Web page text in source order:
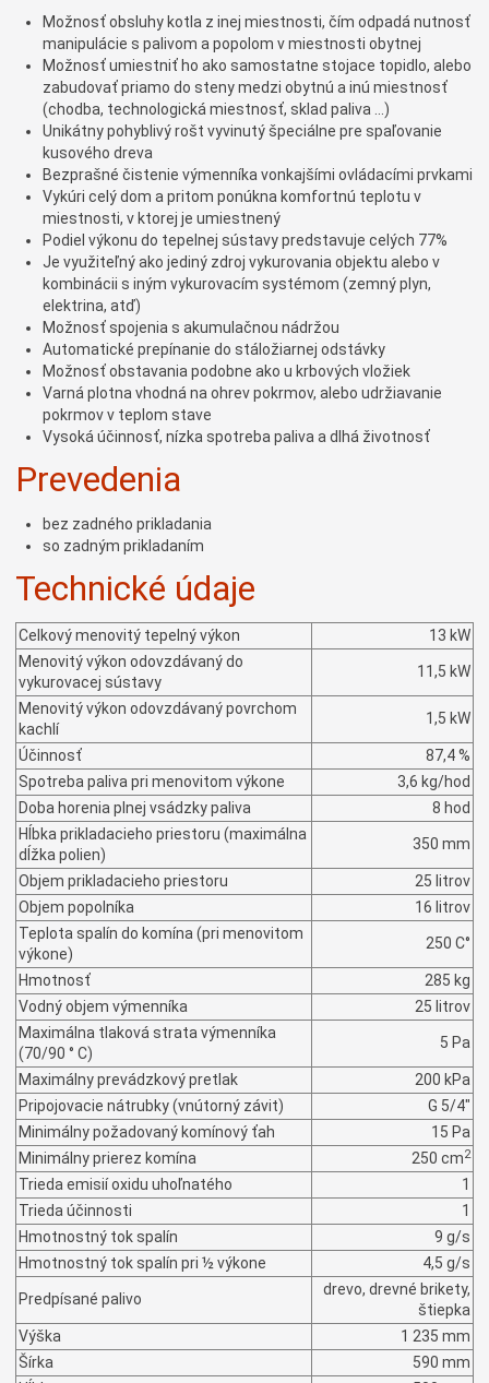
Možnosť obsluhy kotla z inej miestnosti, čím odpadá nutnosť
manipulácie s palivom a popolom v miestnosti obytnej
Možnosť umiestniť ho ako samostatne stojace topidlo, alebo
zabudovať priamo do steny medzi obytnú a inú miestnosť
(chodba, technologická miestnosť, sklad paliva ...)
Unikátny pohyblivý rošt vyvinutý špeciálne pre spaľovanie
kusového dreva
Bezprašné čistenie výmenníka vonkajšími ovládacími prvkami
Vykúri celý dom a pritom ponúkna komfortnú teplotu v
miestnosti, v ktorej je umiestnený
Podiel výkonu do tepelnej sústavy predstavuje celých 77%
Je využiteľný ako jediný zdroj vykurovania objektu alebo v
kombinácii s iným vykurovacím systémom (zemný plyn,
elektrina, atď)
Možnosť spojenia s akumulačnou nádržou
Automatické prepínanie do stáložiarnej odstávky
Možnosť obstavania podobne ako u krbových vložiek
Varná plotna vhodná na ohrev pokrmov, alebo udržiavanie
pokrmov v teplom stave
Vysoká účinnosť, nízka spotreba paliva a dlhá životnosť
Prevedenia
bez zadného prikladania
so zadným prikladaním
Technické údaje
Celkový menovitý tepelný výkon
13 kW
Menovitý výkon odovzdávaný do
vykurovacej sústavy
11,5 kW
Menovitý výkon odovzdávaný povrchom
kachlí
1,5 kW
Účinnosť
87,4 %
Spotreba paliva pri menovitom výkone
3,6 kg/hod
Doba horenia plnej vsádzky paliva
8 hod
Hĺbka prikladacieho priestoru (maximálna
dĺžka polien)
350 mm
Objem prikladacieho priestoru
25 litrov
Objem popolníka
16 litrov
Teplota spalín do komína (pri menovitom
výkone)
250 C°
Hmotnosť
285 kg
Vodný objem výmenníka
25 litrov
Maximálna tlaková strata výmenníka
(70/90 ° C)
5 Pa
Maximálny prevádzkový pretlak
200 kPa
Pripojovacie nátrubky (vnútorný závit)
G 5/4"
Minimálny požadovaný komínový ťah
15 Pa
Minimálny prierez komína
250 cm2
Trieda emisií oxidu uhoľnatého
1
Trieda účinnosti
1
Hmotnostný tok spalín
9 g/s
Hmotnostný tok spalín pri ½ výkone
4,5 g/s
Predpísané palivo
drevo, drevné brikety,
štiepka
Výška
1 235 mm
Šírka
590 mm